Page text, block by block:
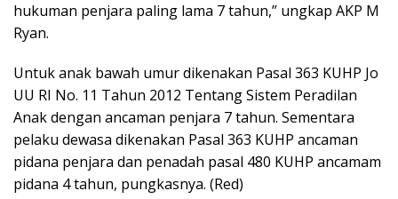
hukuman penjara paling lama 7 tahun,” ungkap AKP M
Ryan.
Untuk anak bawah umur dikenakan Pasal 363 KUHP Jo
UU RI No. 11 Tahun 2012 Tentang Sistem Peradilan
Anak dengan ancaman penjara 7 tahun. Sementara
pelaku dewasa dikenakan Pasal 363 KUHP ancaman
pidana penjara dan penadah pasal 480 KUHP ancamam
pidana 4 tahun, pungkasnya. (Red)